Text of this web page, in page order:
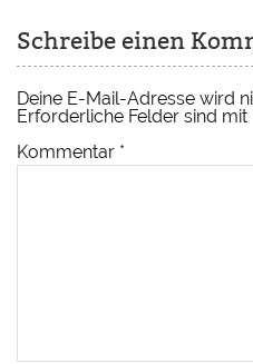
Schreibe einen
Deine E-Mail-Adresse wird
Erforderliche Felder sind mit
Kommentar *